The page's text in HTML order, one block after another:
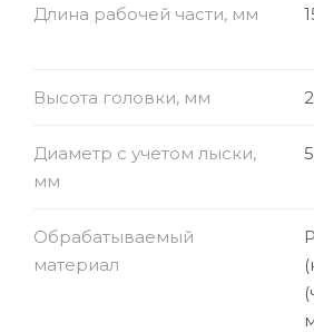
Длина рабочей части, мм
Высота головки, мм
Диаметр с учетом лыски,
мм
Обрабатываемый
материал